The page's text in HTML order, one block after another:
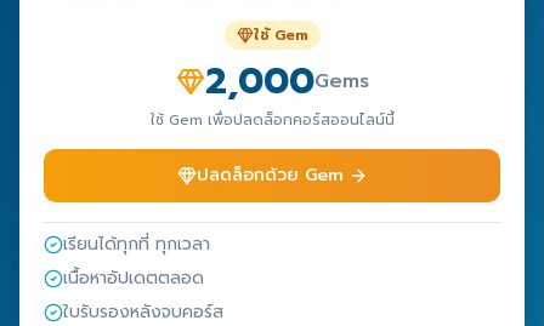
ใช้ Gem
2,000Gems
ใช้ Gem เพื่อปลดล็อกคอร์สออนไลน์นี้
ปลดล็อกด้วย Gem
เรียนได้ทุกที่ ทุกเวลา
เนื้อหาอัปเดตตลอด
ใบรับรองหลังจบคอร์ส